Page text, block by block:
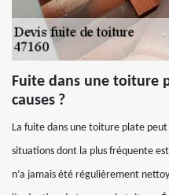
Fuite dans une toiture
causes ?
La fuite dans une toiture plate
situations dont la plus fréquente
n’a jamais été régulièrement